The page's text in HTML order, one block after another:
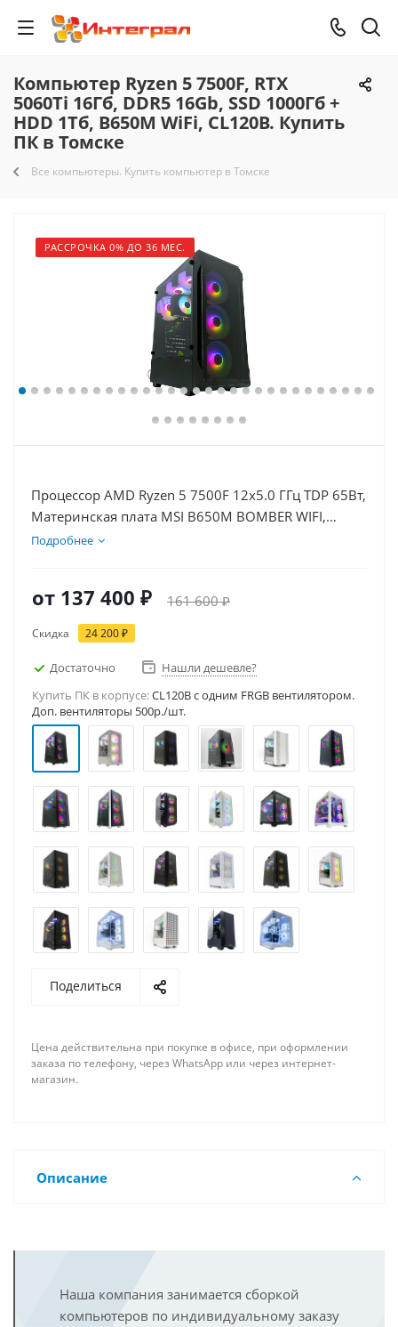
Компьютер Ryzen 5 7500F, RTX
5060Ti 16Гб, DDR5 16Gb, SSD 1000Гб +
HDD 1Тб, B650M WiFi, CL120B. Купить
ПК в Томске
Все компьютеры. Купить компьютер в Томске
РАССРОЧКА 0% ДО 36 МЕС.
Процессор AMD Ryzen 5 7500F 12x5.0 ГГц TDP 65Вт,
Материнская плата MSI B650M BOMBER WIFI,
Видеокарта RTX 5060Ti 16Гб, Память DDR5 16Gb,
Подробнее
от 137 400 ₽ 161 600 ₽
Скидка 24 200 ₽
Достаточно
Нашли дешевле?
Купить ПК в корпусе:CL120B c одним FRGB вентилятором.
Доп. вентиляторы 500р./шт.
Поделиться
Цена действительна при покупке в офисе, при оформлении
заказа по телефону, через WhatsApp или через интернет-
магазин.
Описание
Наша компания занимается сборкой
компьютеров по индивидуальному заказу